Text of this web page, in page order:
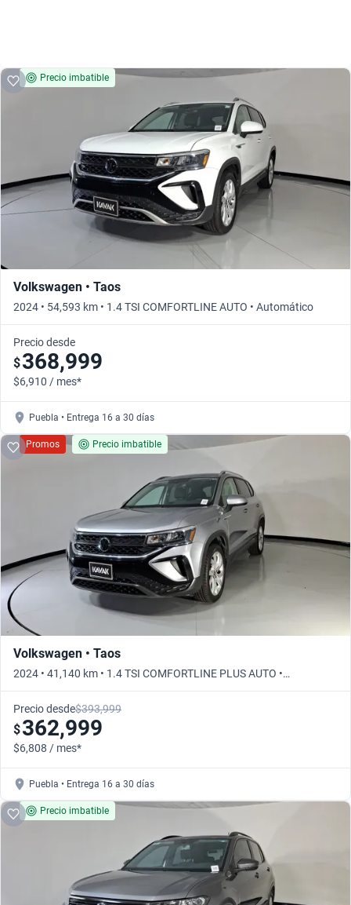
Precio imbatible
Volkswagen • Taos
2024 • 54,593 km • 1.4 TSI COMFORTLINE AUTO • Automático
Precio desde
$368,999
$6,910 / mes*
Puebla • Entrega 16 a 30 días
Promos Precio imbatible
Volkswagen • Taos
2024 • 41,140 km • 1.4 TSI COMFORTLINE PLUS AUTO •
Automático
Precio desde$393,999
$362,999
$6,808 / mes*
Puebla • Entrega 16 a 30 días
Precio imbatible